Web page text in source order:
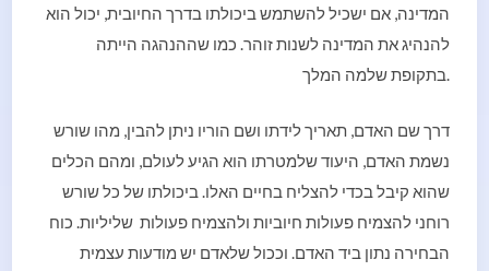
המדינה, אם ישכיל להשתמש ביכולתו בדרך החיובית, יכול הוא
להנהיג את המדינה לשנות זוהר. כמו שההנהגה הייתה
בתקופת שלמה המלך.
דרך שם האדם, תאריך לידתו ושם הוריו ניתן להבין, מהו שורש
נשמת האדם, היעוד שלמטרתו הוא הגיע לעולם, ומהם הכלים
שהוא קיבל בכדי להצליח בחיים האלו. ביכולתו של כל שורש
רוחני להצמיח פעולות חיוביות ולהצמיח פעולות שליליות. כוח
הבחירה נתון ביד האדם. וככול שלאדם יש מודעות עצמית